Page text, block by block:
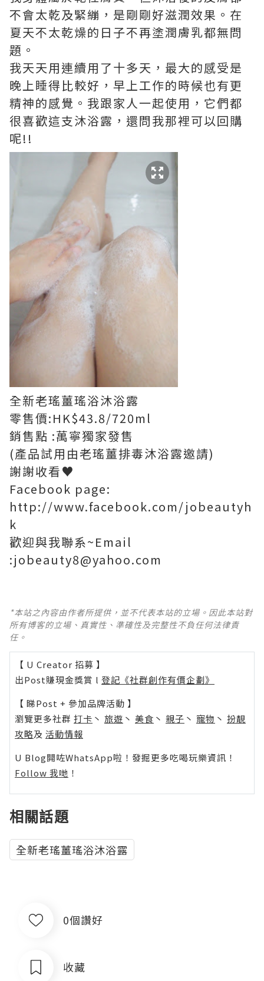
不會太乾及緊繃，是剛剛好滋潤效果。在
夏天不太乾燥的日子不再塗潤膚乳都無問
題。
我天天用連續用了十多天，最大的感受是
晚上睡得比較好，早上工作的時候也有更
精神的感覺。我跟家人一起使用，它們都
很喜歡這支沐浴露，還問我那裡可以回購
呢!!
全新老瑤薑瑤浴沐浴露
零售價:HK$43.8/720ml
銷售點 :萬寧獨家發售
(產品試用由老瑤薑排毒沐浴露邀請)
謝謝收看♥
Facebook page:
http://www.facebook.com/jobeautyh
k
歡迎與我聯系~Email
:jobeauty8@yahoo.com
*本站之內容由作者所提供，並不代表本站的立場。因此本站對
所有博客的立場、真實性、準確性及完整性不負任何法律責
任。
【 U Creator 招募 】
出Post賺現金獎賞 l 登記《社群創作有價企劃》
【 睇Post + 參加品牌活動 】
瀏覽更多社群 打卡 丶 旅遊 丶 美食 丶 親子 丶 寵物 丶 扮靚
攻略及 活動情報
U Blog開咗WhatsApp啦！發掘更多吃喝玩樂資訊！
Follow 我哋 ！
相關話題
全新老瑤薑瑤浴沐浴露
0個讚好
收藏